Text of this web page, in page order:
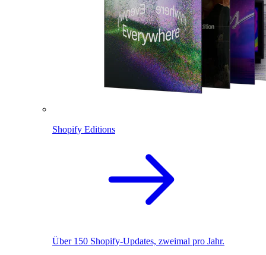
Shopify Editions
Über 150 Shopify-Updates, zweimal pro Jahr.